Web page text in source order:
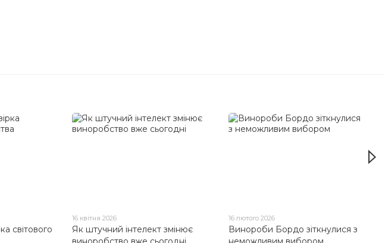
світового
16 квітня 2026
Як штучний інтелект змінює
16 лютого 2026
Винороби Бордо зіткнулися з